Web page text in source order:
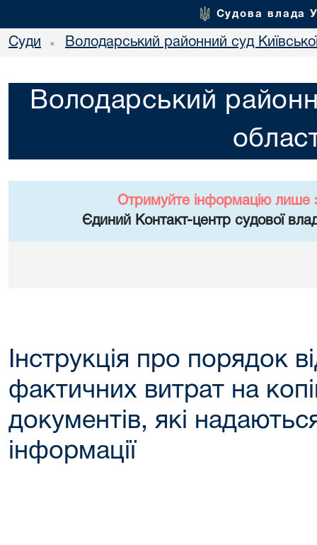
Судова влада
Суди • Володарський районний суд
Володарський
Отримуйте інформацію лише
Єдиний Контакт-центр судової
Інструкція про порядок
фактичних витрат на
документів, які
інформації